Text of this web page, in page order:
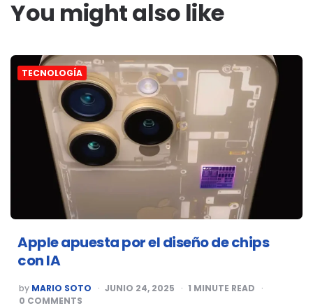
You might also like
TECNOLOGÍA
Apple apuesta por el diseño de chips
con IA
POSTED
BY
by MARIO SOTO JUNIO 24, 2025 1 MINUTE READ
0 COMMENTS